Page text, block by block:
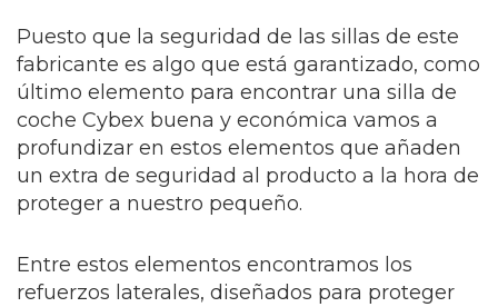
Puesto que la seguridad de las sillas de este
fabricante es algo que está garantizado, como
último elemento para encontrar una silla de
coche Cybex buena y económica vamos a
profundizar en estos elementos que añaden
un extra de seguridad al producto a la hora de
proteger a nuestro pequeño.
Entre estos elementos encontramos los
refuerzos laterales, diseñados para proteger